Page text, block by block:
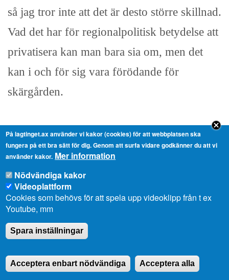
så jag tror inte att det är desto större skillnad.
Vad det har för regionalpolitisk betydelse att
privatisera kan man bara sia om, men det
kan i och för sig vara förödande för
skärgården.
När det gäller tilläggskostnaderna som finns
i budgeten kan man inte se dem som rena
driftsökningar utan det beror på oförutsedda
kostnader på grund av den hårda isvintern;
det var stora haverier och det kan varken vi
eller privata redare rå för. Alla som har varit
omfattande en sådan kan vara utan att man
På lagtinget.ax använder vi kakor (cookies) för att webbplatsen ska
fungera på ett bra sätt för dig. Genom att surfa vidare godkänner du att vi
använder kakor. Mer information
Nödvändiga kakor
Videoplattform
Cookies som behövs för att spela upp videoklipp från t ex
Youtube, mm
Spara inställningar
Acceptera enbart nödvändiga Acceptera alla